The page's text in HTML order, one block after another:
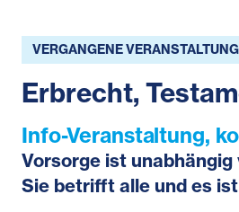
VERGANGENE VERANSTALTUNG
Erbrecht,
Info-Veranstaltung,
Vorsorge ist
Sie betrifft alle und es